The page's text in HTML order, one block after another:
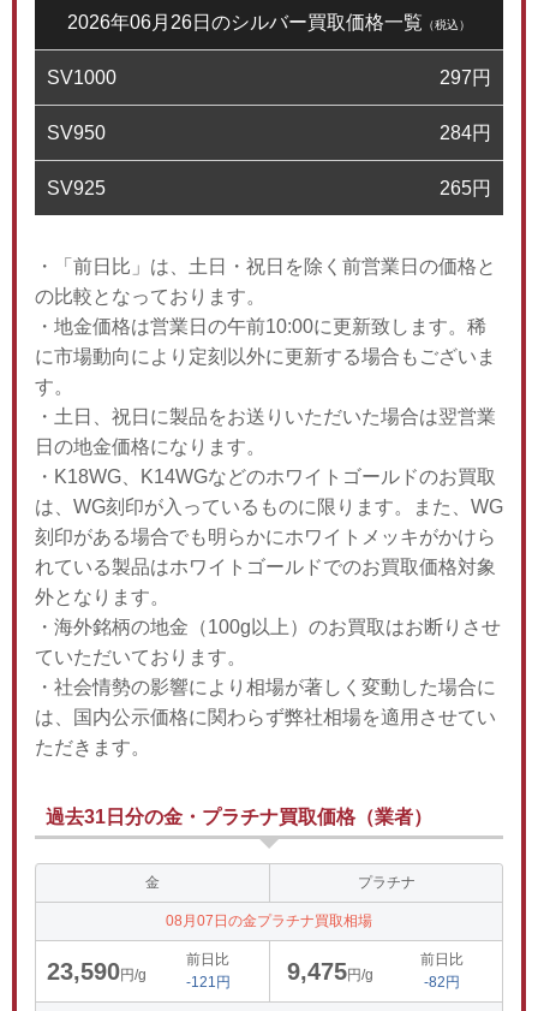
2026年06月26日のシルバー買取価格一覧 （税込）
SV1000 297円
SV950 284円
SV925 265円
・「前日比」は、土日・祝日を除く前営業日の価格と
の比較となっております。
・地金価格は営業日の午前10:00に更新致します。稀
に市場動向により定刻以外に更新する場合もございま
す。
・土日、祝日に製品をお送りいただいた場合は翌営業
日の地金価格になります。
・K18WG、K14WGなどのホワイトゴールドのお買取
は、WG刻印が入っているものに限ります。また、WG
刻印がある場合でも明らかにホワイトメッキがかけら
れている製品はホワイトゴールドでのお買取価格対象
外となります。
・海外銘柄の地金（100g以上）のお買取はお断りさせ
ていただいております。
・社会情勢の影響により相場が著しく変動した場合に
は、国内公示価格に関わらず弊社相場を適用させてい
ただきます。
過去31日分の金・プラチナ買取価格（業者）
金 プラチナ
08月07日の金プラチナ買取相場
23,590円/g
前日比
-121円
9,475円/g
前日比
-82円